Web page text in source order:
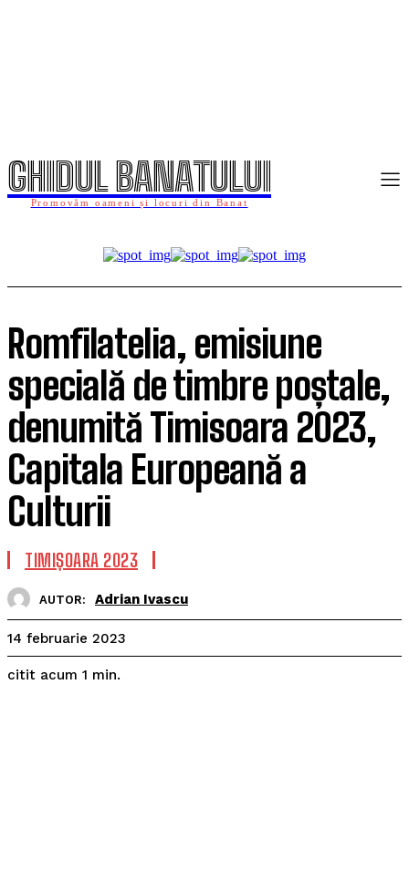
GHIDUL BANATULUI
Promovăm oameni și locuri din Banat
Romfilatelia, emisiune
specială de timbre poștale,
denumită Timisoara 2023,
Capitala Europeană a
Culturii
TIMIȘOARA 2023
AUTOR: Adrian Ivascu
14 februarie 2023
citit acum 1 min.